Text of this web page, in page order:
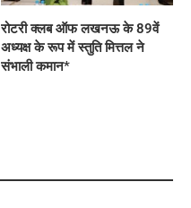
रोटरी क्लब ऑफ लखनऊ के 89वें
अध्यक्ष के रूप में स्तुति मित्तल ने
संभाली कमान*